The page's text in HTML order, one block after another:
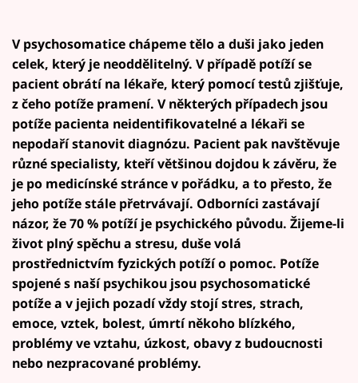
V psychosomatice chápeme tělo a duši jako jeden
celek, který je neoddělitelný. V případě potíží se
pacient obrátí na lékaře, který pomocí testů zjišťuje,
z čeho potíže pramení. V některých případech jsou
potíže pacienta neidentifikovatelné a lékaři se
nepodaří stanovit diagnózu. Pacient pak navštěvuje
různé specialisty, kteří většinou dojdou k závěru, že
je po medicínské stránce v pořádku, a to přesto, že
jeho potíže stále přetrvávají. Odborníci zastávají
názor, že 70 % potíží je psychického původu. Žijeme-li
život plný spěchu a stresu, duše volá
prostřednictvím fyzických potíží o pomoc. Potíže
spojené s naší psychikou jsou psychosomatické
potíže a v jejich pozadí vždy stojí stres, strach,
emoce, vztek, bolest, úmrtí někoho blízkého,
problémy ve vztahu, úzkost, obavy z budoucnosti
nebo nezpracované problémy.